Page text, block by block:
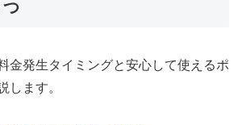
金発生タイミングと安心して使えるポ
します。